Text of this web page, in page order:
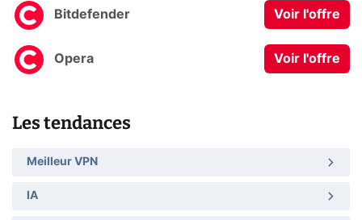
Bitdefender Voir l'offre
Opera Voir l'offre
Les tendances
Meilleur VPN
IA